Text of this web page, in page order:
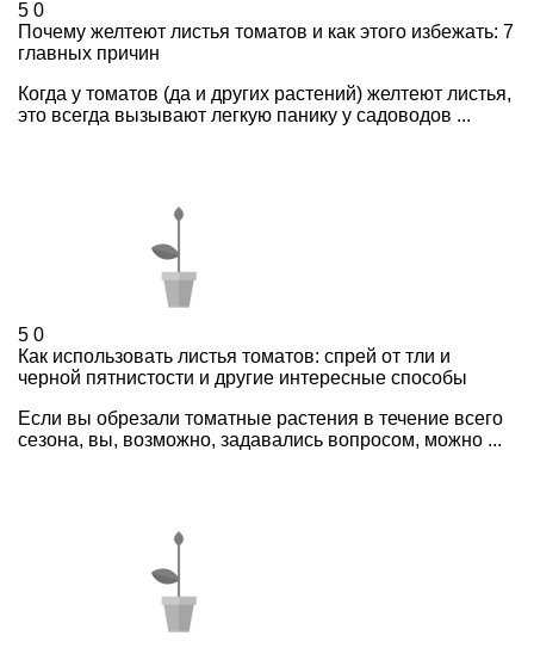
5 0
Почему желтеют листья томатов и как этого избежать: 7
главных причин
Когда у томатов (да и других растений) желтеют листья,
это всегда вызывают легкую панику у садоводов ...
5 0
Как использовать листья томатов: спрей от тли и
черной пятнистости и другие интересные способы
Если вы обрезали томатные растения в течение всего
сезона, вы, возможно, задавались вопросом, можно ...